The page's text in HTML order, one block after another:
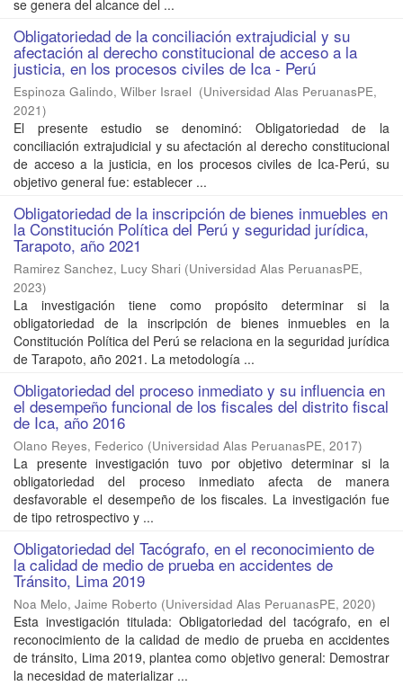
se genera del alcance del ...
Obligatoriedad de la conciliación extrajudicial y su
afectación al derecho constitucional de acceso a la
justicia, en los procesos civiles de Ica - Perú
Espinoza Galindo, Wilber Israel (Universidad Alas PeruanasPE,
2021)
El presente estudio se denominó: Obligatoriedad de la
conciliación extrajudicial y su afectación al derecho constitucional
de acceso a la justicia, en los procesos civiles de Ica-Perú, su
objetivo general fue: establecer ...
Obligatoriedad de la inscripción de bienes inmuebles en
la Constitución Política del Perú y seguridad jurídica,
Tarapoto, año 2021
Ramirez Sanchez, Lucy Shari (Universidad Alas PeruanasPE,
2023)
La investigación tiene como propósito determinar si la
obligatoriedad de la inscripción de bienes inmuebles en la
Constitución Política del Perú se relaciona en la seguridad jurídica
de Tarapoto, año 2021. La metodología ...
Obligatoriedad del proceso inmediato y su influencia en
el desempeño funcional de los fiscales del distrito fiscal
de Ica, año 2016
Olano Reyes, Federico (Universidad Alas PeruanasPE, 2017)
La presente investigación tuvo por objetivo determinar si la
obligatoriedad del proceso inmediato afecta de manera
desfavorable el desempeño de los fiscales. La investigación fue
de tipo retrospectivo y ...
Obligatoriedad del Tacógrafo, en el reconocimiento de
la calidad de medio de prueba en accidentes de
Tránsito, Lima 2019
Noa Melo, Jaime Roberto (Universidad Alas PeruanasPE, 2020)
Esta investigación titulada: Obligatoriedad del tacógrafo, en el
reconocimiento de la calidad de medio de prueba en accidentes
de tránsito, Lima 2019, plantea como objetivo general: Demostrar
la necesidad de materializar ...